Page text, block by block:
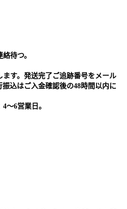
待つ。
す。発送完了ご追跡番号をメール
込はご入金確認後の48時間以内に
～6営業日。